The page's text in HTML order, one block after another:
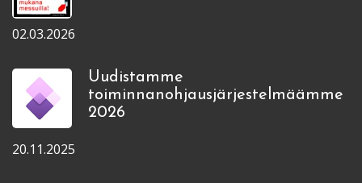
02.03.2026
Uudistamme
toiminnanohjausjärjestelmäämme
2026
20.11.2025